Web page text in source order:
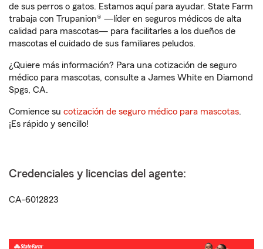
de sus perros o gatos. Estamos aquí para ayudar. State Farm
trabaja con Trupanion® —líder en seguros médicos de alta
calidad para mascotas— para facilitarles a los dueños de
mascotas el cuidado de sus familiares peludos.
¿Quiere más información? Para una cotización de seguro
médico para mascotas, consulte a James White en Diamond
Spgs, CA.
Comience su cotización de seguro médico para mascotas.
¡Es rápido y sencillo!
Credenciales y licencias del agente:
CA-6012823